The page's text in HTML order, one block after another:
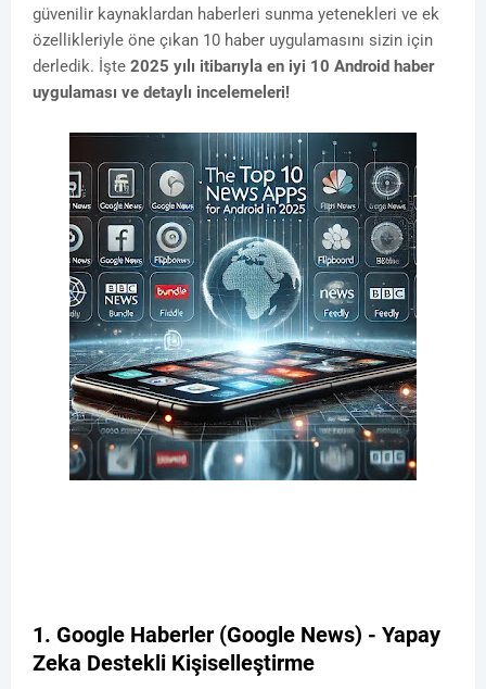
güvenilir kaynaklardan haberleri sunma yetenekleri ve ek
özellikleriyle öne çıkan 10 haber uygulamasını sizin için
derledik. İşte 2025 yılı itibarıyla en iyi 10 Android haber
uygulaması ve detaylı incelemeleri!
1. Google Haberler (Google News) - Yapay
Zeka Destekli Kişiselleştirme